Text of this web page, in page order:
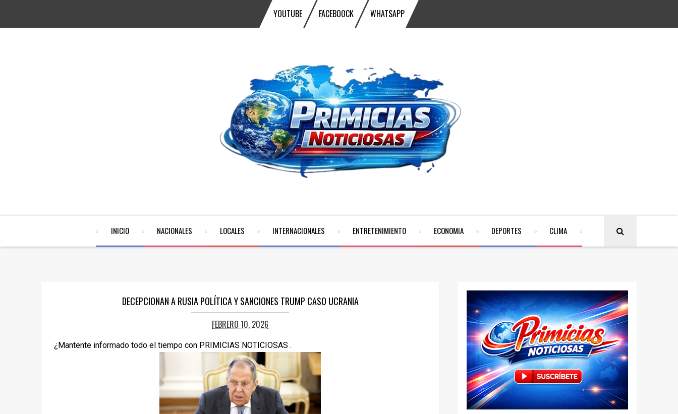
YOUTUBE FACEBOOCK WHATSAPP
INICIO NACIONALES LOCALES INTERNACIONALES ENTRETENIMIENTO ECONOMIA DEPORTES CLIMA
DECEPCIONAN A RUSIA POLÍTICA Y SANCIONES TRUMP CASO UCRANIA
FEBRERO 10, 2026
¿Mantente informado todo el tiempo con PRIMICIAS NOTICIOSAS .